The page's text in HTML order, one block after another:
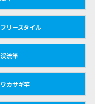
フリースタイル
渓流竿
ワカサギ竿